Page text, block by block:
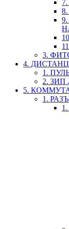
3.
4.
1.
2. ЗИП
5.
1.